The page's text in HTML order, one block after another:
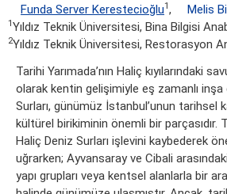
Funda Server Kerestecioğlu1 , Melis
1 Yıldız Teknik Üniversitesi, Bina Bilgisi
2Yıldız Teknik Üniversitesi, Restorasyon
Tarihi Yarımada’nın Haliç kıyılarındaki
olarak kentin gelişimiyle eş zamanlı inşa
Surları, günümüz İstanbul’unun tarihsel
kültürel birikiminin önemli bir parçasıdır.
Haliç Deniz Surları işlevini kaybederek
uğrarken; Ayvansaray ve Cibali
yapı grupları veya kentsel alanlarla bir